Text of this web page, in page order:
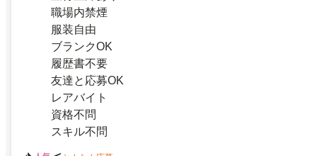
職場内禁煙
服装自由
ブランクOK
履歴書不要
友達と応募OK
レアバイト
資格不問
スキル不問